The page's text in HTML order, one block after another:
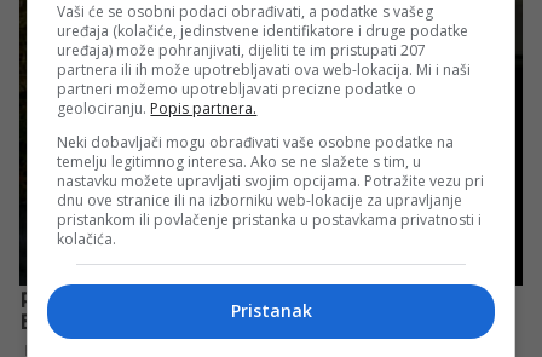
Vaši će se osobni podaci obrađivati, a podatke s vašeg
uređaja (kolačiće, jedinstvene identifikatore i druge podatke
uređaja) može pohranjivati, dijeliti te im pristupati 207
partnera ili ih može upotrebljavati ova web-lokacija. Mi i naši
partneri možemo upotrebljavati precizne podatke o
geolociranju. Popis partnera.
Neki dobavljači mogu obrađivati vaše osobne podatke na
temelju legitimnog interesa. Ako se ne slažete s tim, u
nastavku možete upravljati svojim opcijama. Potražite vezu pri
dnu ove stranice ili na izborniku web-lokacije za upravljanje
pristankom ili povlačenje pristanka u postavkama privatnosti i
kolačića.
Pristanak